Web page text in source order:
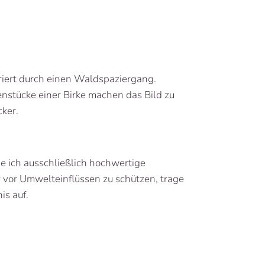
durch einen Waldspaziergang.
einer Birke machen das Bild zu
ich ausschließlich hochwertige
Umwelteinflüssen zu schützen, trage
auf.